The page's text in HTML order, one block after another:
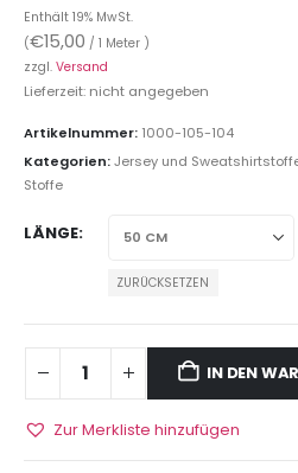
Enthält 19% MwSt.
(€15,00 / 1 Meter )
zzgl. Versand
Lieferzeit: nicht angegeben
Artikelnummer: 1000-105-104
Kategorien:Jersey und
Stoffe
LÄNGE
ZURÜCKSETZEN
IN DEN
Zur Merkliste hinzufügen